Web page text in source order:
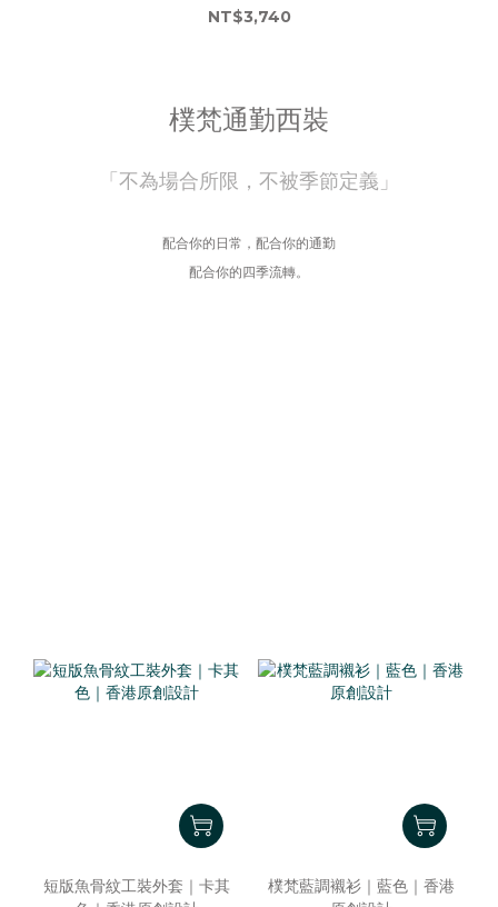
NT$3,740
樸梵通勤西裝
「不為場合所限，不被季節定義」
配合你的日常，配合你的通勤
配合你的四季流轉。
短版魚骨紋工裝外套｜卡其
樸梵藍調襯衫｜藍色｜香港